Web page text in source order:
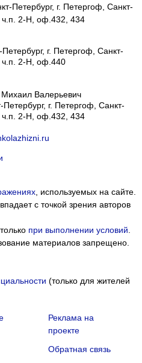
Петербург, г. Петергоф, Санкт-
ч.п. 2-Н, оф.432, 434
г. Петергоф, Санкт-
ч.п. 2-Н, оф.440
Валерьевич
Петербург, г. Петергоф, Санкт-
ч.п. 2-Н, оф.432, 434
, используемых на сайте.
с точкой зрения авторов
при выполнении условий.
материалов запрещено.
(только для жителей
Реклама на
проекте
Обратная связь